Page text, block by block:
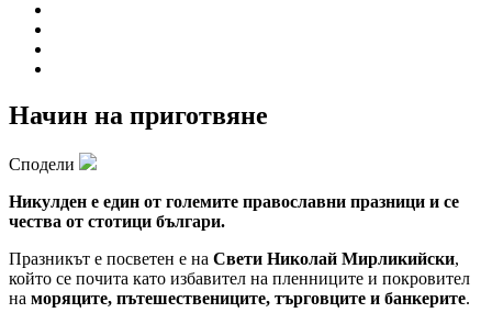
Начин на приготвяне
Сподели
Никулден е един от големите православни празници и се
чества от стотици българи.
Празникът е посветен е на Свети Николай Мирликийски,
който се почита като избавител на пленниците и покровител
на моряците, пътешествениците, търговците и банкерите.